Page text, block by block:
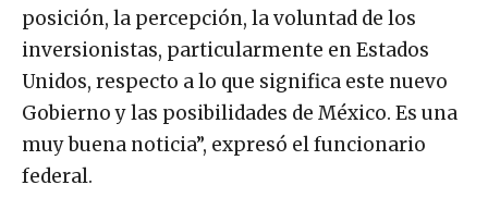
posición, la percepción, la voluntad de los
inversionistas, particularmente en Estados
Unidos, respecto a lo que significa este nuevo
Gobierno y las posibilidades de México. Es una
muy buena noticia”, expresó el funcionario
federal.